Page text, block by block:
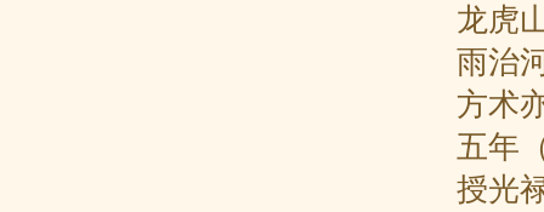
龙虎
雨治
方术
五年
授光